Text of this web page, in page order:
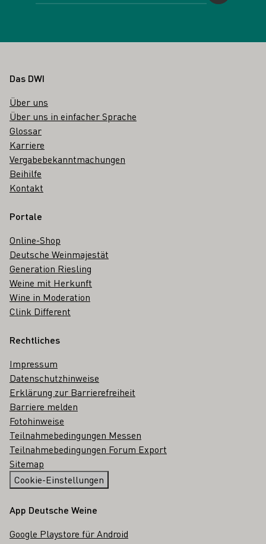
Fußbereich
Das DWI
Über uns
Über uns in einfacher Sprache
Glossar
Karriere
Vergabebekanntmachungen
Beihilfe
Kontakt
Portale
Online-Shop
Deutsche Weinmajestät
Generation Riesling
Weine mit Herkunft
Wine in Moderation
Clink Different
Rechtliches
Impressum
Datenschutzhinweise
Erklärung zur Barrierefreiheit
Barriere melden
Fotohinweise
Teilnahmebedingungen Messen
Teilnahmebedingungen Forum Export
Sitemap
Cookie-Einstellungen
App Deutsche Weine
Google Playstore für Android